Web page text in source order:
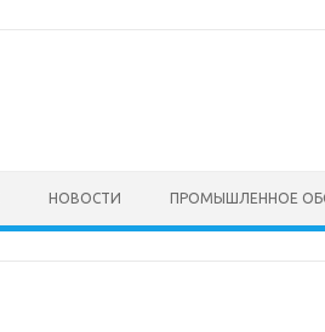
НОВОСТИ ПРОМЫШЛЕННОЕ